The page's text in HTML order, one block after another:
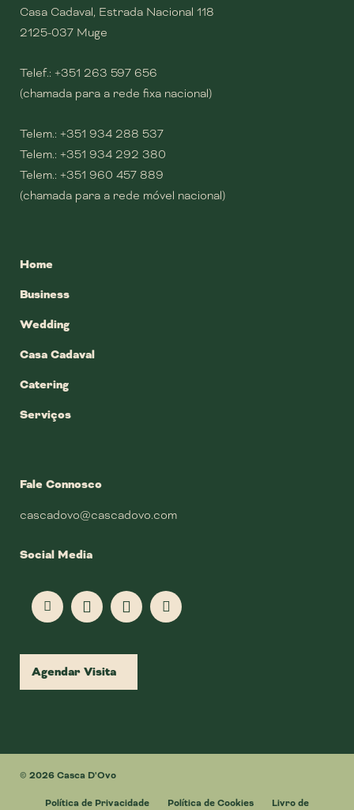
Casa Cadaval, Estrada Nacional 118
2125-037 Muge
Telef.: +351 263 597 656
(chamada para a rede fixa nacional)
Telem.: +351 934 288 537
Telem.: +351 934 292 380
Telem.: +351 960 457 889
(chamada para a rede móvel nacional)
Home
Business
Wedding
Casa Cadaval
Catering
Serviços
Fale Connosco
cascadovo@cascadovo.com
Social Media
Agendar Visita
© 2026 Casca D'Ovo
Política de Privacidade Política de Cookies Livro de